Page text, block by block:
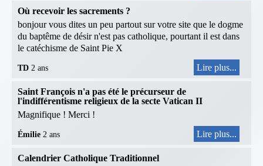
Où recevoir les sacrements ?
bonjour vous dites un peu partout sur votre site que le dogme
du baptême de désir n'est pas catholique, pourtant il est dans
le catéchisme de Saint Pie X
TD 2 ans Lire plus...
Saint François n'a pas été le précurseur de
l'indifférentisme religieux de la secte Vatican II
Magnifique ! Merci !
Émilie 2 ans Lire plus...
Calendrier Catholique Traditionnel